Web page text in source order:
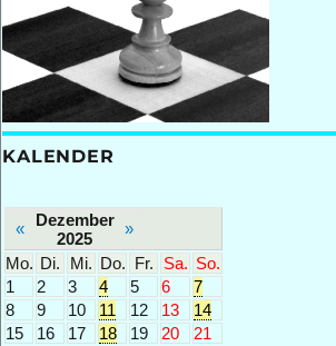
KALENDER
«
Dezember
2025
»
Mo. Di. Mi. Do. Fr. Sa. So.
1
2 3 4 5 6
7
8
9 10 11 12 13
14
15
16 17 18 19 20
21